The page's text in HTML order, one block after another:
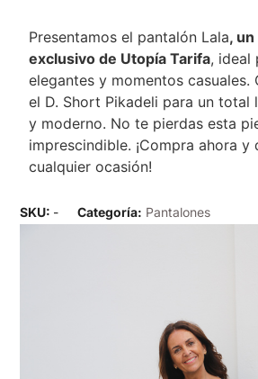
Presentamos el pantalón Lala,
exclusivo de Utopía Tarifa, ideal
elegantes y momentos casuales.
el D. Short Pikadeli para un total
y moderno. No te pierdas esta
imprescindible. ¡Compra ahora y
cualquier ocasión!
SKU: - Categoría: Pantalones